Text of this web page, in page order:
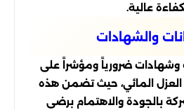
عالية.
والشهادات
وشهادات ضرورياً ومؤشراً على
المائي، حيث تضمن هذه
بالجودة والاهتمام برضى